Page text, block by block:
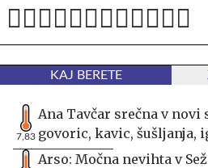
KAJ BERETE
7,83
Ana Tavčar srečna v
govoric, kavic,
Arso: Močna nevihta v